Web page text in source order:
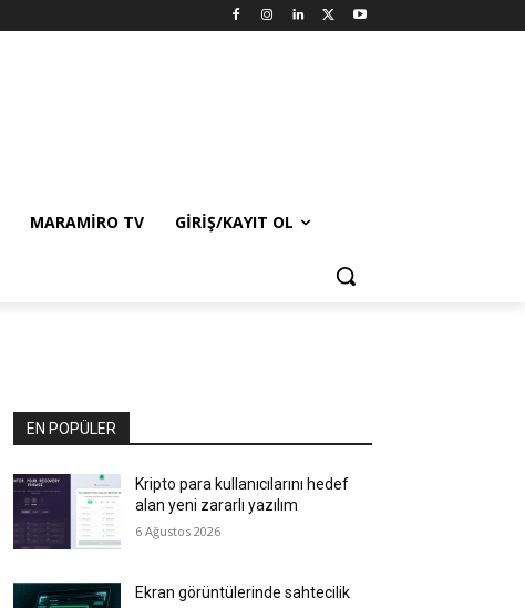
MARAMIRO TV GIRIŞ/KAYIT OL
EN POPÜLER
Kripto para kullanıcılarını hedef
alan yeni zararlı yazılım
6 Ağustos 2026
Ekran görüntülerinde sahtecilik